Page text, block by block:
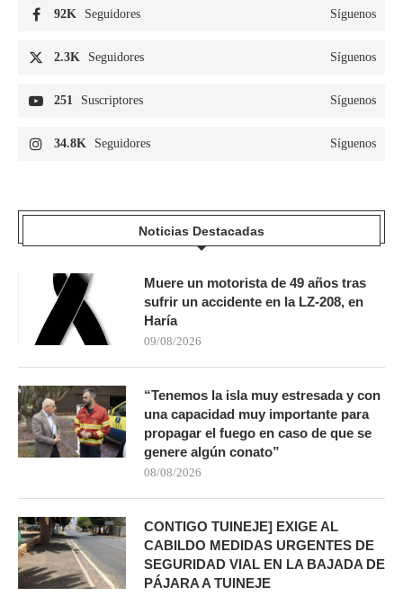
92K Seguidores Síguenos
2.3K Seguidores Síguenos
251 Suscriptores Síguenos
34.8K Seguidores Síguenos
Noticias Destacadas
Muere un motorista de 49 años tras
sufrir un accidente en la LZ-208, en
Haría
09/08/2026
“Tenemos la isla muy estresada y con
una capacidad muy importante para
propagar el fuego en caso de que se
genere algún conato”
08/08/2026
CONTIGO TUINEJE] EXIGE AL
CABILDO MEDIDAS URGENTES DE
SEGURIDAD VIAL EN LA BAJADA DE
PÁJARA A TUINEJE